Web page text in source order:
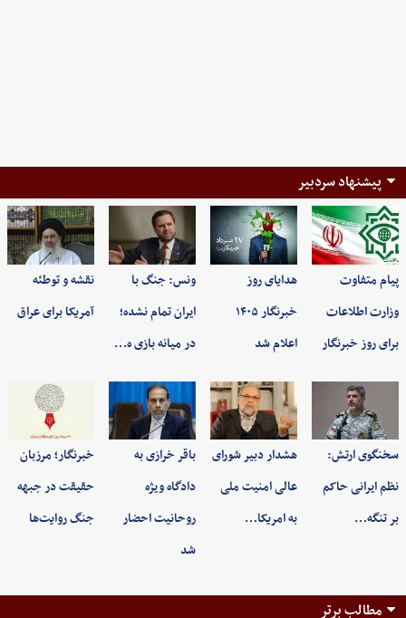
پیشنهاد سردبیر
پیام متفاوت
وزارت اطلاعات
برای روز خبرنگار
هدایای روز
خبرنگار ۱۴۰۵
اعلام شد
ونس: جنگ با
ایران تمام نشده؛
در میانه بازی ه…
نقشه و توطئه
آمریکا برای عراق
سخنگوی ارتش:
نظم ایرانی حاکم
بر تنگه…
هشدار دبیر شورای
عالی امنیت ملی
به امریکا…
باقر خرازی به
دادگاه ویژه
روحانیت احضار
شد
خبرنگار؛ مرزبان
حقیقت در جبهه
جنگ روایت‌ها
مطالب برتر